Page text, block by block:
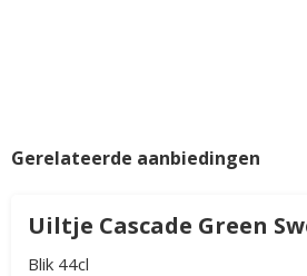
Gerelateerde aanbiedingen
Uiltje Cascade Green
Blik 44cl